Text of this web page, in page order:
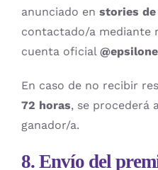
anunciado en stories
contactado/a mediante
cuenta oficial
En caso de no recibir
72 horas, se procederá
ganador/a.
8. Envío del